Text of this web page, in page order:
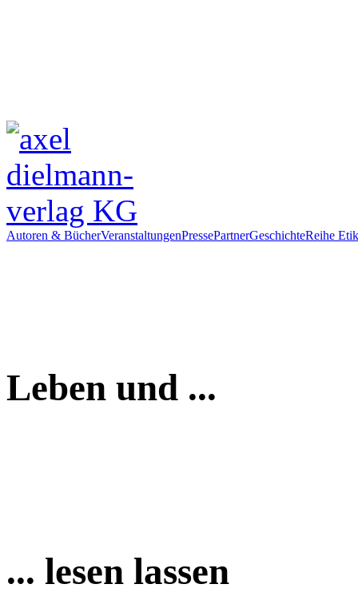
Autoren & BücherVeranstaltungenPressePartnerGeschichteReihe
Leben und ...
... lesen lassen